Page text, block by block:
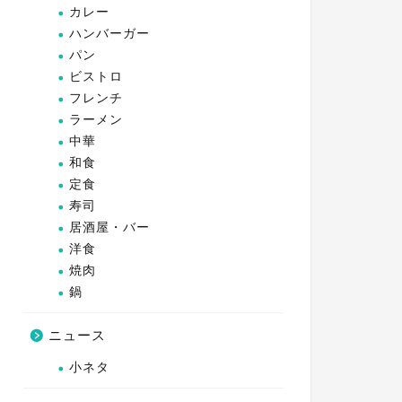
カレー
ハンバーガー
パン
ビストロ
フレンチ
ラーメン
中華
和食
定食
寿司
居酒屋・バー
洋食
焼肉
鍋
ニュース
小ネタ